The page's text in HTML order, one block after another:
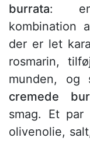
burrata: en
kombination
der er let
rosmarin,
munden, og
cremede
smag. Et par
olivenolie,